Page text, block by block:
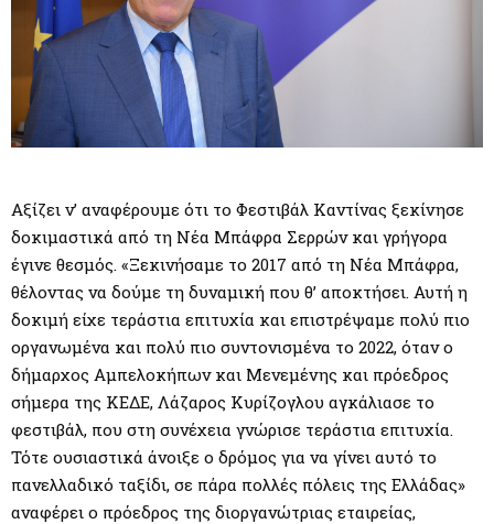
Αξίζει ν’ αναφέρουμε ότι το Φεστιβάλ Καντίνας ξεκίνησε
δοκιμαστικά από τη Νέα Μπάφρα Σερρών και γρήγορα
έγινε θεσμός. «Ξεκινήσαμε το 2017 από τη Νέα Μπάφρα,
θέλοντας να δούμε τη δυναμική που θ’ αποκτήσει. Αυτή η
δοκιμή είχε τεράστια επιτυχία και επιστρέψαμε πολύ πιο
οργανωμένα και πολύ πιο συντονισμένα το 2022, όταν ο
δήμαρχος Αμπελοκήπων και Μενεμένης και πρόεδρος
σήμερα της ΚΕΔΕ, Λάζαρος Κυρίζογλου αγκάλιασε το
φεστιβάλ, που στη συνέχεια γνώρισε τεράστια επιτυχία.
Τότε ουσιαστικά άνοιξε ο δρόμος για να γίνει αυτό το
πανελλαδικό ταξίδι, σε πάρα πολλές πόλεις της Ελλάδας»
αναφέρει ο πρόεδρος της διοργανώτριας εταιρείας,